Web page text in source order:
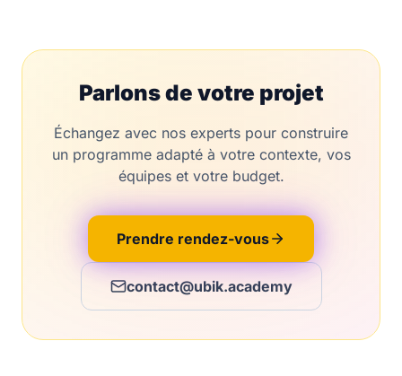
Parlons de votre projet
Échangez avec nos experts pour construire
un programme adapté à votre contexte, vos
équipes et votre budget.
Prendre rendez-vous
contact@ubik.academy